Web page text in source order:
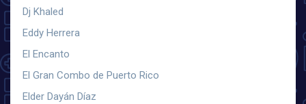
Dj Khaled
Eddy Herrera
El Encanto
El Gran Combo de Puerto Rico
Elder Dayán Díaz